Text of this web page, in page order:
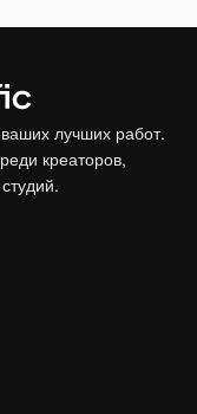
лучших работ.
креаторов,